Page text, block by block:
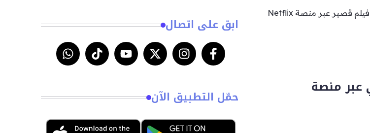
كان قد تمّ الإعلان خلال الأيام الأخيرة عن عرض فيلم قصير عبر منصة Netflix
عبر منصة
ابق على اتصال
حمّل التطبيق الآن